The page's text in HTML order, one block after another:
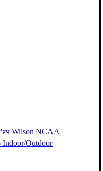
Wilson NCAA
Outdoor